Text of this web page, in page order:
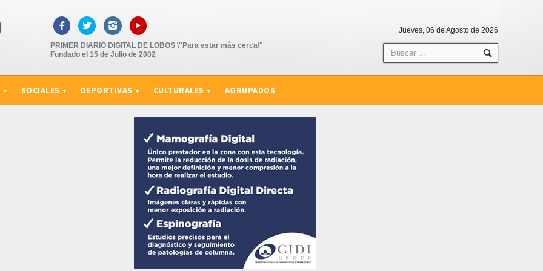
   ▸
PRIMER DIARIO DIGITAL DE LOBOS \"Para estar más cerca\"
Fundado el 15 de Julio de 2002
Jueves, 06 de Agosto de 2026
SOCIALES DEPORTIVAS CULTURALES AGRUPADOS